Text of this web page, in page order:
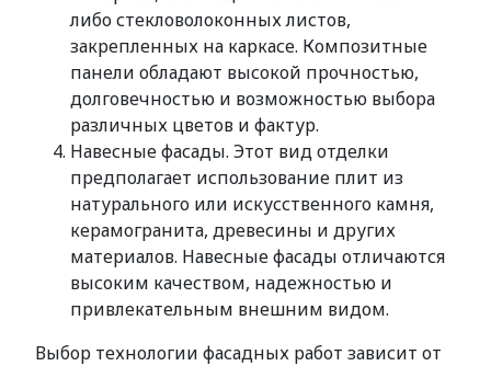
либо стекловолоконных листов,
закрепленных на каркасе. Композитные
панели обладают высокой прочностью,
долговечностью и возможностью выбора
различных цветов и фактур.
Навесные фасады. Этот вид отделки
предполагает использование плит из
натурального или искусственного камня,
керамогранита, древесины и других
материалов. Навесные фасады отличаются
высоким качеством, надежностью и
привлекательным внешним видом.
Выбор технологии фасадных работ зависит от